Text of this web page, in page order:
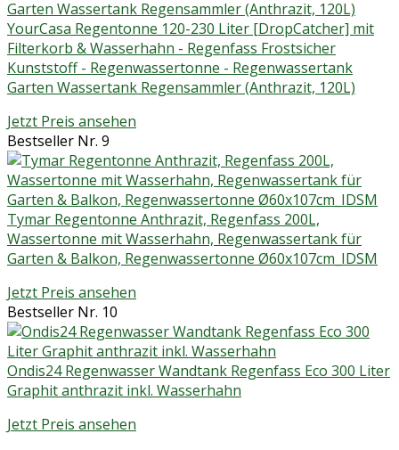
YourCasa Regentonne 120-230 Liter [DropCatcher] mit
Filterkorb & Wasserhahn - Regenfass Frostsicher
Kunststoff - Regenwassertonne - Regenwassertank
Garten Wassertank Regensammler (Anthrazit, 120L)
Jetzt Preis ansehen
Bestseller Nr. 9
Tymar Regentonne Anthrazit, Regenfass 200L,
Wassertonne mit Wasserhahn, Regenwassertank für
Garten & Balkon, Regenwassertonne Ø60x107cm_IDSM
Jetzt Preis ansehen
Bestseller Nr. 10
Ondis24 Regenwasser Wandtank Regenfass Eco 300 Liter
Graphit anthrazit inkl. Wasserhahn
Jetzt Preis ansehen